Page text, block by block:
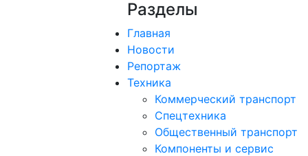
Разделы
Главная
Новости
Репортаж
Техника
Коммерческий транспорт
Спецтехника
Общественный транспорт
Компоненты и сервис